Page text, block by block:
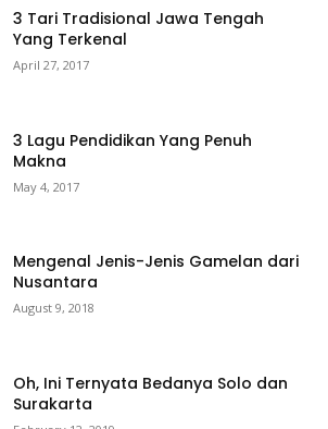
3 Tari Tradisional Jawa Tengah
Yang Terkenal
April 27, 2017
3 Lagu Pendidikan Yang Penuh
Makna
May 4, 2017
Mengenal Jenis-Jenis Gamelan dari
Nusantara
August 9, 2018
Oh, Ini Ternyata Bedanya Solo dan
Surakarta